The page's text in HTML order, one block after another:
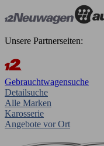
Unsere Partnerseiten:
Gebrauchtwagensuche
Detailsuche
Alle Marken
Karosserie
Angebote vor Ort